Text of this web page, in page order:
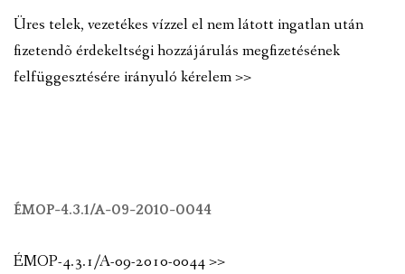
Üres telek, vezetékes vízzel el nem látott ingatlan után
fizetendõ érdekeltségi hozzájárulás megfizetésének
felfüggesztésére irányuló kérelem >>
ÉMOP-4.3.1/A-09-2010-0044
ÉMOP-4.3.1/A-09-2010-0044 >>